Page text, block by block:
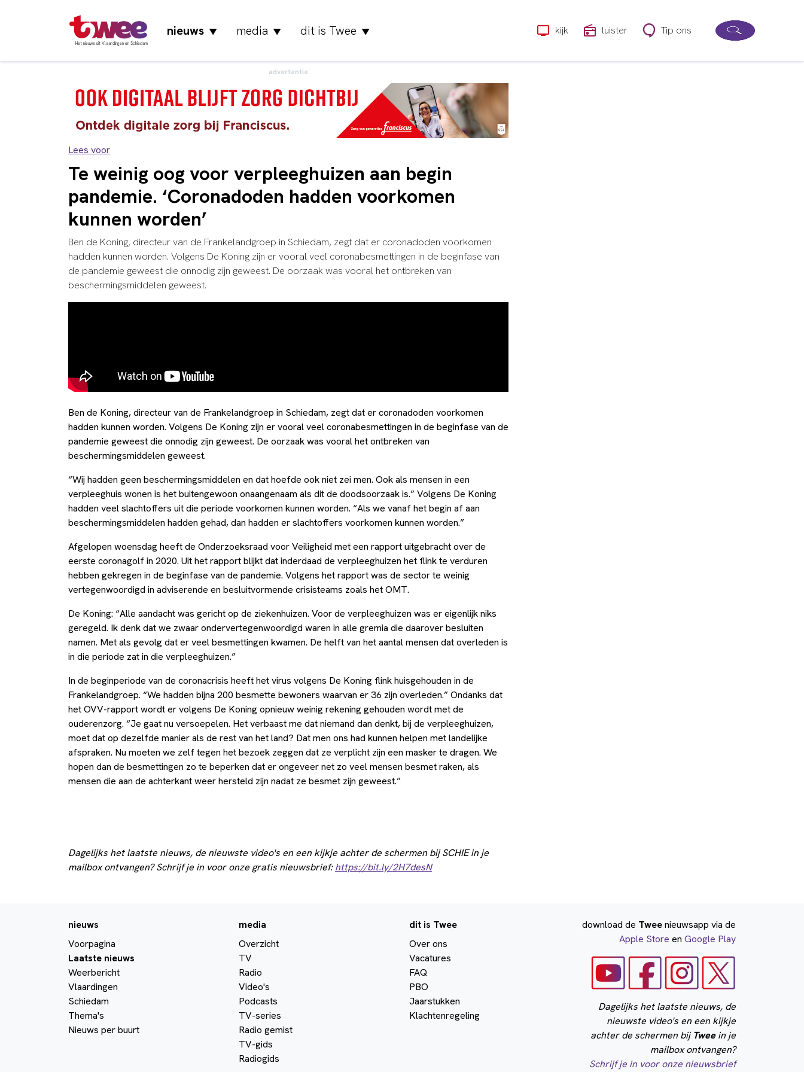
Het nieuws uit Vlaardingen en Schiedam
nieuws▼ media ▼ dit is Twee ▼ kijk luister Tip ons
advertentie
Lees voor
Te weinig oog voor verpleeghuizen aan begin
pandemie. ‘Coronadoden hadden voorkomen
kunnen worden’
Ben de Koning, directeur van de Frankelandgroep in Schiedam, zegt dat er coronadoden voorkomen
hadden kunnen worden. Volgens De Koning zijn er vooral veel coronabesmettingen in de beginfase van
de pandemie geweest die onnodig zijn geweest. De oorzaak was vooral het ontbreken van
beschermingsmiddelen geweest.
Ben de Koning, directeur van de Frankelandgroep in Schiedam, zegt dat er coronadoden voorkomen
hadden kunnen worden. Volgens De Koning zijn er vooral veel coronabesmettingen in de beginfase van de
pandemie geweest die onnodig zijn geweest. De oorzaak was vooral het ontbreken van
beschermingsmiddelen geweest.
“Wij hadden geen beschermingsmiddelen en dat hoefde ook niet zei men. Ook als mensen in een
verpleeghuis wonen is het buitengewoon onaangenaam als dit de doodsoorzaak is.” Volgens De Koning
hadden veel slachtoffers uit die periode voorkomen kunnen worden. “Als we vanaf het begin af aan
beschermingsmiddelen hadden gehad, dan hadden er slachtoffers voorkomen kunnen worden.”
Afgelopen woensdag heeft de Onderzoeksraad voor Veiligheid met een rapport uitgebracht over de
eerste coronagolf in 2020. Uit het rapport blijkt dat inderdaad de verpleeghuizen het flink te verduren
hebben gekregen in de beginfase van de pandemie. Volgens het rapport was de sector te weinig
vertegenwoordigd in adviserende en besluitvormende crisisteams zoals het OMT.
De Koning: “Alle aandacht was gericht op de ziekenhuizen. Voor de verpleeghuizen was er eigenlijk niks
geregeld. Ik denk dat we zwaar ondervertegenwoordigd waren in alle gremia die daarover besluiten
namen. Met als gevolg dat er veel besmettingen kwamen. De helft van het aantal mensen dat overleden is
in die periode zat in die verpleeghuizen.”
In de beginperiode van de coronacrisis heeft het virus volgens De Koning flink huisgehouden in de
Frankelandgroep. “We hadden bijna 200 besmette bewoners waarvan er 36 zijn overleden.” Ondanks dat
het OVV-rapport wordt er volgens De Koning opnieuw weinig rekening gehouden wordt met de
ouderenzorg. “Je gaat nu versoepelen. Het verbaast me dat niemand dan denkt, bij de verpleeghuizen,
moet dat op dezelfde manier als de rest van het land? Dat men ons had kunnen helpen met landelijke
afspraken. Nu moeten we zelf tegen het bezoek zeggen dat ze verplicht zijn een masker te dragen. We
hopen dan de besmettingen zo te beperken dat er ongeveer net zo veel mensen besmet raken, als
mensen die aan de achterkant weer hersteld zijn nadat ze besmet zijn geweest.”
Dagelijks het laatste nieuws, de nieuwste video's en een kijkje achter de schermen bij SCHIE in je
mailbox ontvangen? Schrijf je in voor onze gratis nieuwsbrief:https://bit.ly/2H7desN
nieuws
Voorpagina
Laatste nieuws
Weerbericht
Vlaardingen
Schiedam
Thema's
Nieuws per buurt
media
Overzicht
TV
Radio
Video's
Podcasts
TV-series
Radio gemist
TV-gids
Radiogids
dit is Twee
Over ons
Vacatures
FAQ
PBO
Jaarstukken
Klachtenregeling
download de Tweenieuwsapp via de
Apple Store en Google Play
Dagelijks het laatste nieuws, de
nieuwste video's en een kijkje
achter de schermen bijTweein je
mailbox ontvangen?
Schrijf je in voor onze nieuwsbrief